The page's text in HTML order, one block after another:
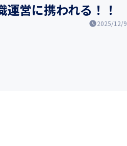
営に携われる！！
2025/12/9